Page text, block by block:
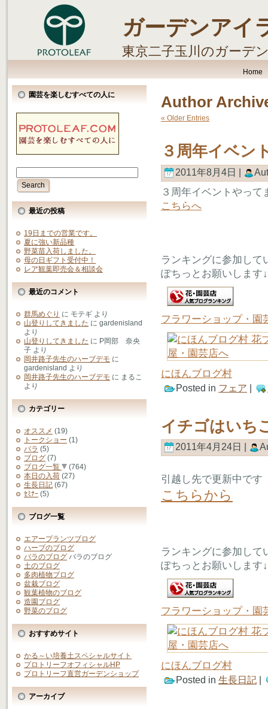
ガーデンアイ
東京二子玉川のガーデ
Home
園芸を楽しむすべての人に
最近の投稿
19日までの営業です。
夏に強い新品種
野菜苗入荷しました。
母の日ギフト受付中！
レア観葉即売会＆相談会
最近のコメント
群馬めぐり に モテギ より
山登りしてきました に gardenisland
より
山登りしてきました に P岡部 奈央
子 より
岡井路子先生のハーブデモ に
gardenisland より
岡井路子先生のハーブデモ に まるこ
より
カテゴリー
オススメ (19)
トークショー (1)
バラ (5)
ブログ (7)
ブログ一覧
(764)
本日の入荷 (27)
生長日記 (67)
ｾﾐﾅｰ (5)
ブログ一覧
エアープランツブログ
ハーブのブログ
バラのブログ バラのブログ
土のブログ
多肉植物ブログ
盆栽ブログ
観葉植物のブログ
造園ブログ
野菜のブログ
おすすめサイト
かる～い培養土スペシャルサイト
プロトリーフオフィシャルHP
プロトリーフ直営ガーデンショップ
アーカイブ
Author
« Older Entries
３周年イベン
2011年8月4日 |
３周年イベントやって
こちらへ
ランキングに参加して
ぽちっとお願いします↓
フラワーショップ・園
にほんブログ村
Posted in フェア
イチゴはいち
2011年4月24日 |
引越し先で更新中です
こちらから
ランキングに参加して
ぽちっとお願いします↓
フラワーショップ・園
にほんブログ村
Posted in 生長日記